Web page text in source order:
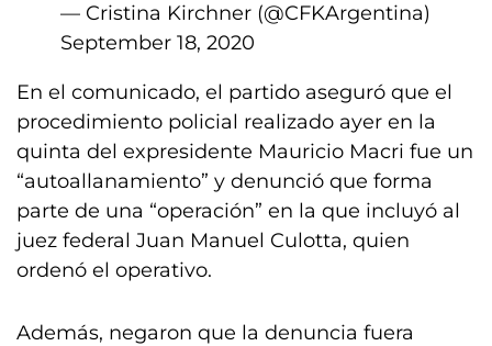
— Cristina Kirchner (@CFKArgentina)
September 18, 2020
En el comunicado, el partido aseguró que el
procedimiento policial realizado ayer en la
quinta del expresidente Mauricio Macri fue un
“autoallanamiento” y denunció que forma
parte de una “operación” en la que incluyó al
juez federal Juan Manuel Culotta, quien
ordenó el operativo.
Además, negaron que la denuncia fuera